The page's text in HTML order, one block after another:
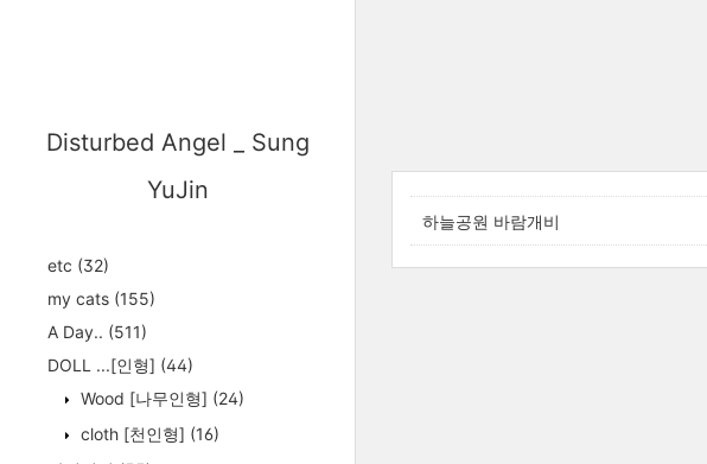
Disturbed Angel _ Sung
YuJin
etc (32)
my cats (155)
A Day.. (511)
DOLL ...[인형] (44)
Wood [나무인형] (24)
cloth [천인형] (16)
하늘공원 바람개비